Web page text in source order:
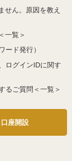
せん。原因を教え
一覧＞
ード発行）
ログインIDに関す
るご質問＜一覧＞
口座開設